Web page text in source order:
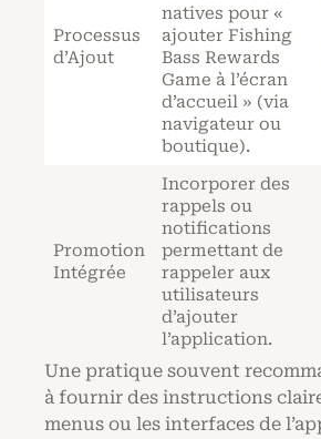
Processus
d’Ajout
natives pour «
ajouter Fishing
Bass Rewards
Game à l’écran
d’accueil » (via
navigateur ou
boutique).
Promotion
Intégrée
Incorporer des
rappels ou
notifications
permettant de
rappeler aux
utilisateurs
d’ajouter
l’application.
Une pratique souvent
à fournir des instructions
menus ou les interfaces de